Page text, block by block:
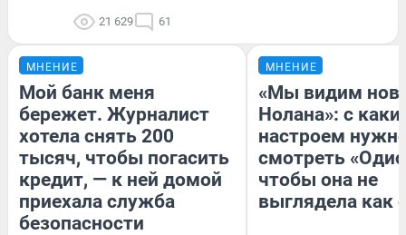
21 629 61
МНЕНИЕ
Мой банк меня
бережет. Журналист
хотела снять 200
тысяч, чтобы погасить
кредит, — к ней домой
приехала служба
безопасности
МНЕНИЕ
«Мы видим
Нолана»: с
настроем
смотреть
чтобы она не
выглядела как